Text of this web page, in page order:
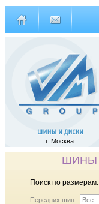
г. Москва
ШИНЫ
Поиск по размерам:
Передних шин: Все